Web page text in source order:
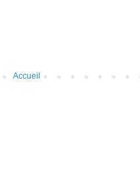
Accueil